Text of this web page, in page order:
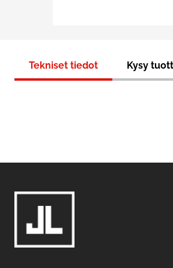
Tekniset tiedot Kysy